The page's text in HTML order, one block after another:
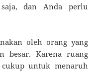
dan Anda perlu
oleh orang yang
besar. Karena ruang
untuk menaruh